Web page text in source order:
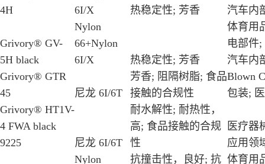
4H
6I/X
热稳定性; 芳香
汽车内
Grivory® GV-
5H black
Nylon
66+Nylon
6I/X
热稳定性; 芳香
体育用
电部件
汽车内
Grivory® GTR
45
尼龙 6I/6T
芳香; 阻隔树脂; 食品
接触的合规性
Blown
包装;
Grivory® HT1V-
4 FWA black
9225
尼龙 6I/6T
耐水解性; 耐热性，
高; 食品接触的合规
性
医疗器
应用领
Nylon
抗撞击性，良好; 抗 体育用